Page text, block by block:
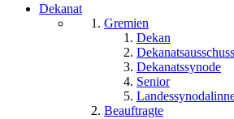
Dekanat
Gremien
Dekan
Dekanatsausschuss
Dekanatssynode
Senior
Beauftragte